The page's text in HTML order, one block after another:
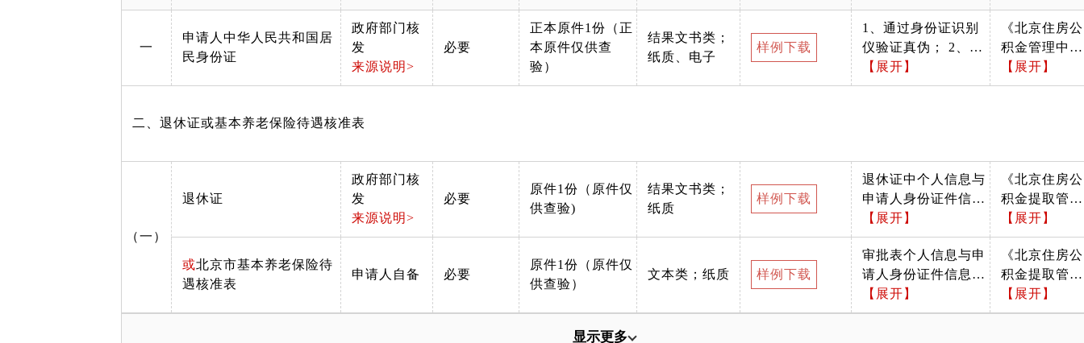
一
申请人中华人民共和国居
民身份证
政府部门核
发
来源说明>
必要
正本原件1份（正
本原件仅供查
验）
结果文书类；
纸质、电子
样例下载
1、通过身份证识别
仪验证真伪； 2、核
对身份证信息与申请
人是否相符； 3、核
【展开】
《北京住房公
积金管理中心
关于进一步改
进服务加强住
条：“职工达
到国家法定退
休年龄或已领
取基本养老金
且不再缴存住
房公积金的，
可办理住房公
积金销户提
取。提供本人
【展开】
二、退休证或基本养老保险待遇核准表
（一）
退休证
政府部门核
发
来源说明>
必要
原件1份（原件仅
供查验)
结果文书类；
纸质
样例下载
退休证中个人信息与
申请人身份证件信息
一致
【展开】
《北京住房公
积金提取管理
办法》第十九
条 ：“职工离
休、退休提取
的，应提供
离、退休证或
劳动部门相关
【展开】
或北京市基本养老保险待
遇核准表
申请人自备 必要
原件1份（原件仅
供查验）
文本类；纸质 样例下载
审批表个人信息与申
请人身份证件信息一
致 表格填写完整，加
盖退休核准部门公章
【展开】
《北京住房公
积金提取管理
办法》第十九
条 ：“职工离
【展开】
显示更多